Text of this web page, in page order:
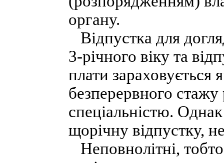
органу.
Відпустка для
3-річного віку та
плати зараховується
безперервного
спеціальністю.
щорічну відпустку,
Неповнолітні,